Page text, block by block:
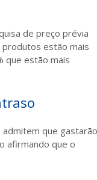
de preço prévia
estão mais
que estão mais
admitem que gastarão
afirmando que o